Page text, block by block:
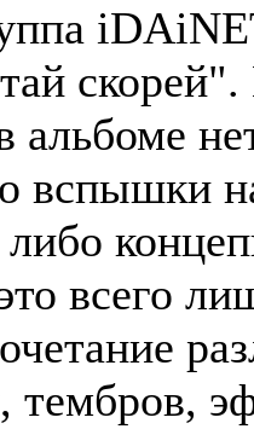
альбоме
вспышки
всего
тембров,